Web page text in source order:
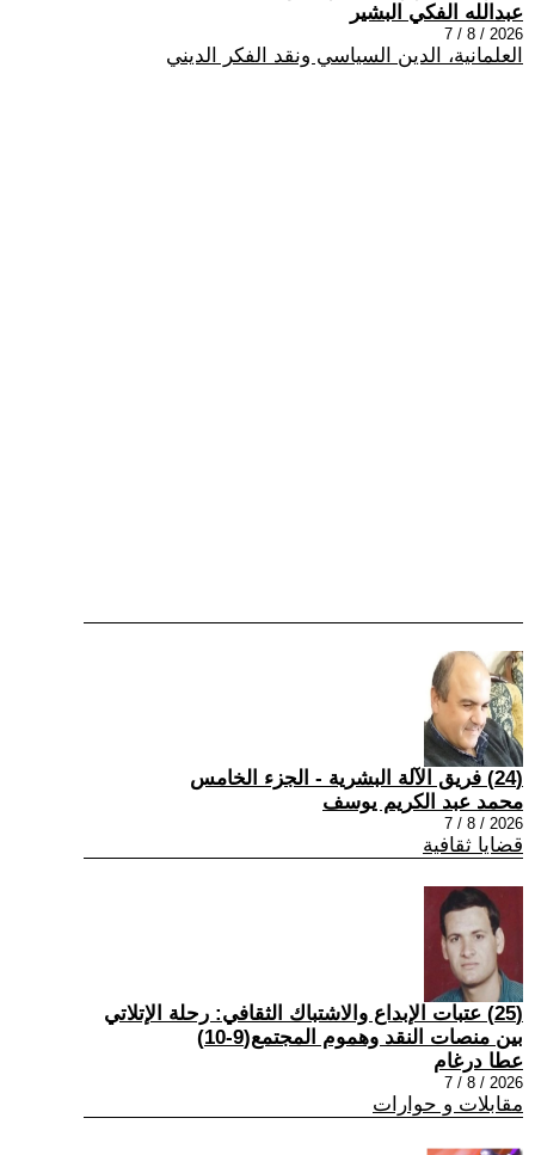
عبدالله الفكي البشير
2026 / 8 / 7
العلمانية، الدين السياسي ونقد الفكر الديني
(24) فريق الآلة البشرية - الجزء الخامس
محمد عبد الكريم يوسف
2026 / 8 / 7
قضايا ثقافية
(25) عتبات الإبداع والاشتباك الثقافي: رحلة الإتلاتي
بين منصات النقد وهموم المجتمع(9-10)
عطا درغام
2026 / 8 / 7
مقابلات و حوارات